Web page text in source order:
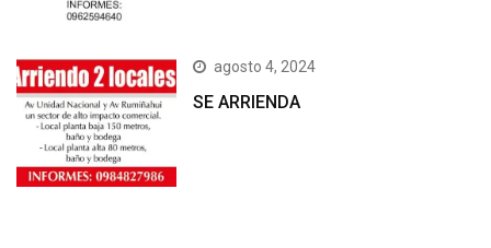
agosto 4, 2024
SE ARRIENDA